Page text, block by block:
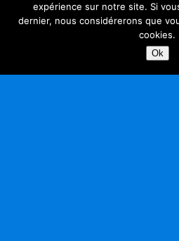
expérience sur notre site. Si
dernier, nous considérerons que
cookies.
Ok